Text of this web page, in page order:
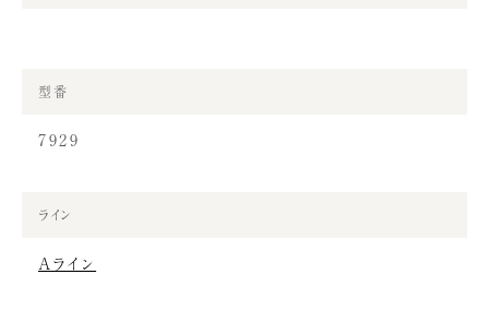
型番
7929
ライン
Aライン